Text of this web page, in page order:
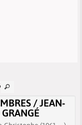
/ JEAN-